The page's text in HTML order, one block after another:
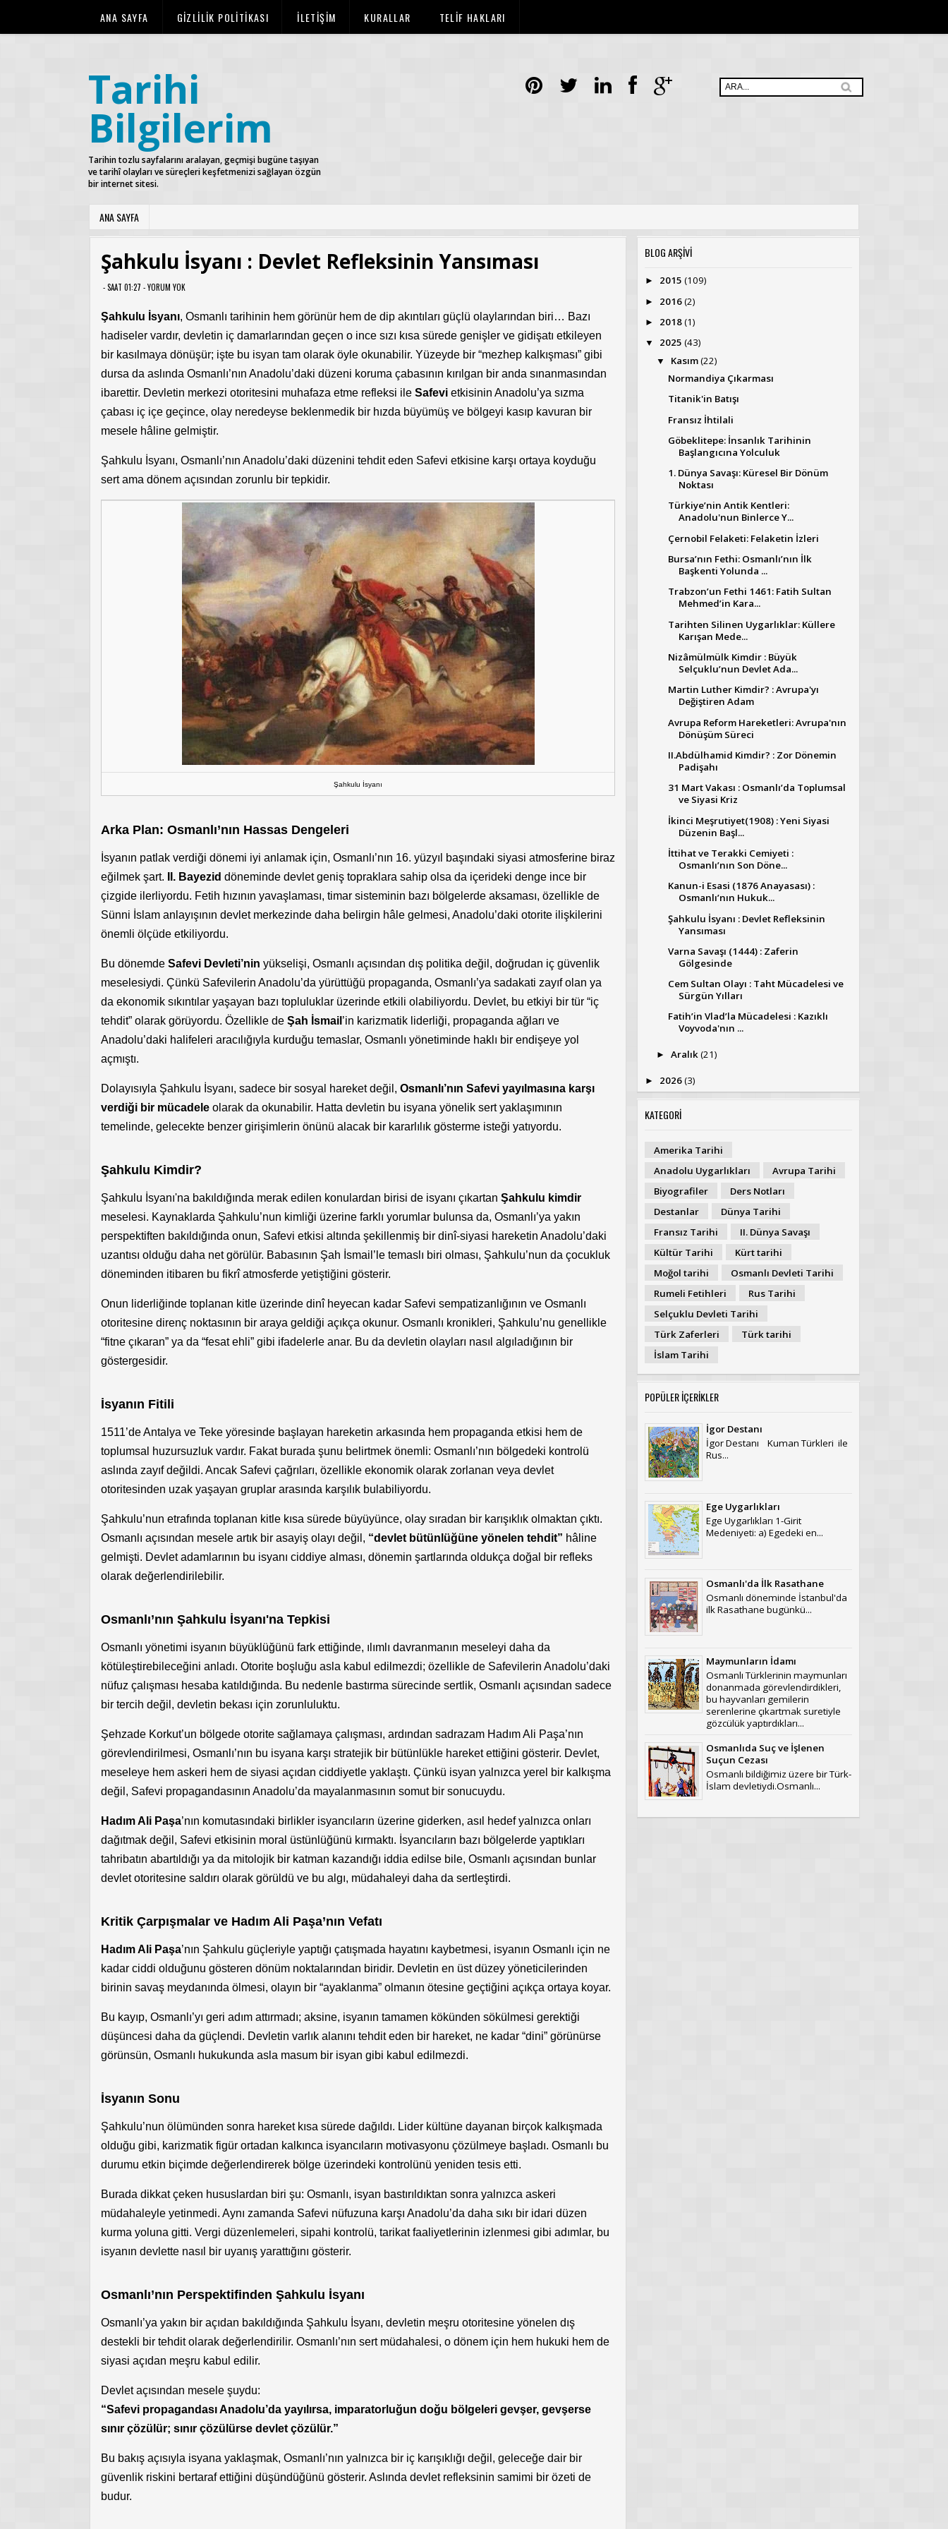
ANA SAYFA GİZLİLİK POLİTİKASI İLETİŞİM KURALLAR TELİF HAKLARI
Tarihi
Bilgilerim
Tarihin tozlu sayfalarını aralayan, geçmişi bugüne taşıyan
ve tarihî olayları ve süreçleri keşfetmenizi sağlayan özgün
bir internet sitesi.
ANA SAYFA
Şahkulu İsyanı : Devlet Refleksinin Yansıması
- SAAT 01:27 -YORUM YOK
Şahkulu İsyanı, Osmanlı tarihinin hem görünür hem de dip akıntıları güçlü olaylarından biri… Bazı
hadiseler vardır, devletin iç damarlarından geçen o ince sızı kısa sürede genişler ve gidişatı etkileyen
bir kasılmaya dönüşür; işte bu isyan tam olarak öyle okunabilir. Yüzeyde bir “mezhep kalkışması” gibi
dursa da aslında Osmanlı’nın Anadolu’daki düzeni koruma çabasının kırılgan bir anda sınanmasından
ibarettir. Devletin merkezi otoritesini muhafaza etme refleksi ile Safevi etkisinin Anadolu’ya sızma
çabası iç içe geçince, olay neredeyse beklenmedik bir hızda büyümüş ve bölgeyi kasıp kavuran bir
mesele hâline gelmiştir.
Şahkulu İsyanı, Osmanlı’nın Anadolu’daki düzenini tehdit eden Safevi etkisine karşı ortaya koyduğu
sert ama dönem açısından zorunlu bir tepkidir.
Şahkulu İsyanı
Arka Plan: Osmanlı’nın Hassas Dengeleri
İsyanın patlak verdiği dönemi iyi anlamak için, Osmanlı’nın 16. yüzyıl başındaki siyasi atmosferine biraz
eğilmek şart.
II. Bayezid döneminde devlet geniş topraklara sahip olsa da içerideki denge ince bir
çizgide ilerliyordu. Fetih hızının yavaşlaması, timar sisteminin bazı bölgelerde aksaması, özellikle de
Sünni İslam anlayışının devlet merkezinde daha belirgin hâle gelmesi, Anadolu’daki otorite ilişkilerini
önemli ölçüde etkiliyordu.
Bu dönemde Safevi Devleti’nin yükselişi, Osmanlı açısından dış politika değil, doğrudan iç güvenlik
meselesiydi. Çünkü Safevilerin Anadolu’da yürüttüğü propaganda, Osmanlı’ya sadakati zayıf olan ya
da ekonomik sıkıntılar yaşayan bazı topluluklar üzerinde etkili olabiliyordu. Devlet, bu etkiyi bir tür “iç
tehdit” olarak görüyordu. Özellikle de Şah İsmail ’in karizmatik liderliği, propaganda ağları ve
Anadolu’daki halifeleri aracılığıyla kurduğu temaslar, Osmanlı yönetiminde haklı bir endişeye yol
açmıştı.
Dolayısıyla Şahkulu İsyanı, sadece bir sosyal hareket değil, Osmanlı’nın Safevi yayılmasına karşı
verdiği bir mücadele olarak da okunabilir. Hatta devletin bu isyana yönelik sert yaklaşımının
temelinde, gelecekte benzer girişimlerin önünü alacak bir kararlılık gösterme isteği yatıyordu.
Şahkulu Kimdir?
Şahkulu İsyanı'na bakıldığında merak edilen konulardan birisi de isyanı çıkartan Şahkulu kimdir
meselesi. Kaynaklarda Şahkulu’nun kimliği üzerine farklı yorumlar bulunsa da, Osmanlı’ya yakın
perspektiften bakıldığında onun, Safevi etkisi altında şekillenmiş bir dinî-siyasi hareketin Anadolu’daki
uzantısı olduğu daha net görülür. Babasının Şah İsmail’le temaslı biri olması, Şahkulu’nun da çocukluk
döneminden itibaren bu fikrî atmosferde yetiştiğini gösterir.
Onun liderliğinde toplanan kitle üzerinde dinî heyecan kadar Safevi sempatizanlığının ve Osmanlı
otoritesine direnç noktasının bir araya geldiği açıkça okunur. Osmanlı kronikleri, Şahkulu’nu genellikle
“fitne çıkaran” ya da “fesat ehli” gibi ifadelerle anar. Bu da devletin olayları nasıl algıladığının bir
göstergesidir.
İsyanın Fitili
1511’de Antalya ve Teke yöresinde başlayan hareketin arkasında hem propaganda etkisi hem de
toplumsal huzursuzluk vardır. Fakat burada şunu belirtmek önemli: Osmanlı’nın bölgedeki kontrolü
aslında zayıf değildi. Ancak Safevi çağrıları, özellikle ekonomik olarak zorlanan veya devlet
otoritesinden uzak yaşayan gruplar arasında karşılık bulabiliyordu.
Şahkulu’nun etrafında toplanan kitle kısa sürede büyüyünce, olay sıradan bir karışıklık olmaktan çıktı.
Osmanlı açısından mesele artık bir asayiş olayı değil, “devlet bütünlüğüne yönelen tehdit” hâline
gelmişti. Devlet adamlarının bu isyanı ciddiye alması, dönemin şartlarında oldukça doğal bir refleks
olarak değerlendirilebilir.
Osmanlı’nın Şahkulu İsyanı'na Tepkisi
Osmanlı yönetimi isyanın büyüklüğünü fark ettiğinde, ılımlı davranmanın meseleyi daha da
kötüleştirebileceğini anladı. Otorite boşluğu asla kabul edilmezdi; özellikle de Safevilerin Anadolu’daki
nüfuz çalışması hesaba katıldığında. Bu nedenle bastırma sürecinde sertlik, Osmanlı açısından sadece
bir tercih değil, devletin bekası için zorunluluktu.
Şehzade Korkut’un bölgede otorite sağlamaya çalışması, ardından sadrazam Hadım Ali Paşa’nın
görevlendirilmesi, Osmanlı’nın bu isyana karşı stratejik bir bütünlükle hareket ettiğini gösterir. Devlet,
meseleye hem askeri hem de siyasi açıdan ciddiyetle yaklaştı. Çünkü isyan yalnızca yerel bir kalkışma
değil, Safevi propagandasının Anadolu’da mayalanmasının somut bir sonucuydu.
Hadım Ali Paşa’nın komutasındaki birlikler isyancıların üzerine giderken, asıl hedef yalnızca onları
dağıtmak değil, Safevi etkisinin moral üstünlüğünü kırmaktı. İsyancıların bazı bölgelerde yaptıkları
tahribatın abartıldığı ya da mitolojik bir katman kazandığı iddia edilse bile, Osmanlı açısından bunlar
devlet otoritesine saldırı olarak görüldü ve bu algı, müdahaleyi daha da sertleştirdi.
Kritik Çarpışmalar ve Hadım Ali Paşa’nın Vefatı
Hadım Ali Paşa’nın Şahkulu güçleriyle yaptığı çatışmada hayatını kaybetmesi, isyanın Osmanlı için ne
kadar ciddi olduğunu gösteren dönüm noktalarından biridir. Devletin en üst düzey yöneticilerinden
birinin savaş meydanında ölmesi, olayın bir “ayaklanma” olmanın ötesine geçtiğini açıkça ortaya koyar.
Bu kayıp, Osmanlı’yı geri adım attırmadı; aksine, isyanın tamamen kökünden sökülmesi gerektiği
düşüncesi daha da güçlendi. Devletin varlık alanını tehdit eden bir hareket, ne kadar “dini” görünürse
görünsün, Osmanlı hukukunda asla masum bir isyan gibi kabul edilmezdi.
İsyanın Sonu
Şahkulu’nun ölümünden sonra hareket kısa sürede dağıldı. Lider kültüne dayanan birçok kalkışmada
olduğu gibi, karizmatik figür ortadan kalkınca isyancıların motivasyonu çözülmeye başladı. Osmanlı bu
durumu etkin biçimde değerlendirerek bölge üzerindeki kontrolünü yeniden tesis etti.
Burada dikkat çeken hususlardan biri şu: Osmanlı, isyan bastırıldıktan sonra yalnızca askeri
müdahaleyle yetinmedi. Aynı zamanda Safevi nüfuzuna karşı Anadolu’da daha sıkı bir idari düzen
kurma yoluna gitti. Vergi düzenlemeleri, sipahi kontrolü, tarikat faaliyetlerinin izlenmesi gibi adımlar, bu
isyanın devlette nasıl bir uyanış yarattığını gösterir.
Osmanlı’nın Perspektifinden Şahkulu İsyanı
Osmanlı’ya yakın bir açıdan bakıldığında Şahkulu İsyanı, devletin meşru otoritesine yönelen dış
destekli bir tehdit olarak değerlendirilir. Osmanlı’nın sert müdahalesi, o dönem için hem hukuki hem de
siyasi açıdan meşru kabul edilir.
Devlet açısından mesele şuydu:
“Safevi propagandası Anadolu’da yayılırsa, imparatorluğun doğu bölgeleri gevşer, gevşerse
sınır çözülür; sınır çözülürse devlet çözülür.”
Bu bakış açısıyla isyana yaklaşmak, Osmanlı’nın yalnızca bir iç karışıklığı değil, geleceğe dair bir
güvenlik riskini bertaraf ettiğini düşündüğünü gösterir. Aslında devlet refleksinin samimi bir özeti de
budur.
BLOG ARŞİVİ
► 2015 (109)
► 2016(2)
► 2018(1)
▼ 2025 (43)
▼ Kasım(22)
Normandiya Çıkarması
Titanik'in Batışı
Fransız İhtilali
Göbeklitepe: İnsanlık Tarihinin
Başlangıcına Yolculuk
1. Dünya Savaşı: Küresel Bir Dönüm
Noktası
Türkiye’nin Antik Kentleri:
Anadolu'nun Binlerce Y...
Çernobil Felaketi: Felaketin İzleri
Bursa’nın Fethi: Osmanlı’nın İlk
Başkenti Yolunda ...
Trabzon’un Fethi 1461: Fatih Sultan
Mehmed’in Kara...
Tarihten Silinen Uygarlıklar: Küllere
Karışan Mede...
Nizâmülmülk Kimdir : Büyük
Selçuklu’nun Devlet Ada...
Martin Luther Kimdir? : Avrupa'yı
Değiştiren Adam
Avrupa Reform Hareketleri: Avrupa'nın
Dönüşüm Süreci
II.Abdülhamid Kimdir? : Zor Dönemin
Padişahı
31 Mart Vakası : Osmanlı’da Toplumsal
ve Siyasi Kriz
İkinci Meşrutiyet(1908) : Yeni Siyasi
Düzenin Başl...
İttihat ve Terakki Cemiyeti :
Osmanlı’nın Son Döne...
Kanun-i Esasi (1876 Anayasası) :
Osmanlı’nın Hukuk...
Şahkulu İsyanı : Devlet Refleksinin
Yansıması
Varna Savaşı (1444) : Zaferin
Gölgesinde
Cem Sultan Olayı : Taht Mücadelesi ve
Sürgün Yılları
Fatih’in Vlad’la Mücadelesi : Kazıklı
Voyvoda'nın ...
► Aralık(21)
► 2026(3)
KATEGORİ
Amerika Tarihi
Anadolu Uygarlıkları
Avrupa Tarihi
Biyografiler
Ders Notları
Destanlar
Dünya Tarihi
Fransız Tarihi
II. Dünya Savaşı
Kültür Tarihi
Kürt tarihi
Moğol tarihi
Osmanlı Devleti Tarihi
Rumeli Fetihleri
Rus Tarihi
Selçuklu Devleti Tarihi
Türk Zaferleri
Türk tarihi
İslam Tarihi
POPÜLER İÇERİKLER
İgor Destanı
İgor Destanı Kuman Türkleri ile
Rus...
Ege Uygarlıkları
Ege Uygarlıkları 1-Girit
Medeniyeti: a) Egedeki en...
Osmanlı'da İlk Rasathane
Osmanlı döneminde İstanbul'da
ilk Rasathane bugünkü...
Maymunların İdamı
Osmanlı Türklerinin maymunları
donanmada görevlendirdikleri,
bu hayvanları gemilerin
serenlerine çıkartmak suretiyle
gözcülük yaptırdıkları...
Osmanlıda Suç ve İşlenen
Suçun Cezası
Osmanlı bildiğimiz üzere bir Türk-
İslam devletiydi.Osmanlı...